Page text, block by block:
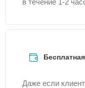
в течение 1-2
Даже если